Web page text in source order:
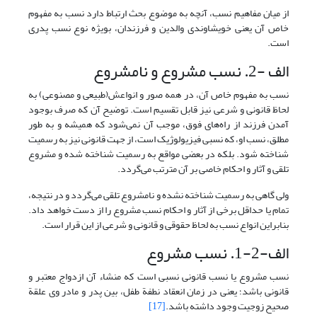
از میان مفاهیم نسب، آنچه به موضوع بحث ارتباط دارد نسب به مفهوم
خاص آن یعنی خویشاوندی والدین و فرزندان، بویژه نوع نسب پدری
است.
الف -2. نسب مشروع و نامشروع
نسب به مفهوم خاص آن، در همه صور و انواعش(طبیعی و مصنوعی) به
لحاظ قانونی و شرعی نیز قابل تقسیم است. توضیح آن که صرف بوجود
آمدن فرزند از راه‌های فوق، موجب آن نمی‌شود که همیشه و به طور
مطلق، نسب او، که نسبی فیزیولوژیک است، از جهت قانونی نیز به رسمیت
شناخته شود. بلکه در بعضی مواقع به رسمیت شناخته شده و مشروع
تلقی و آثار و احکام خاصی بر آن مترتب می‌گردد.
ولی گاهی به رسمیت شناخته نشده و نامشروع تلقی می‌گردد و در نتیجه،
تمام یا حداقل برخی از آثار و احکام نسب مشروع را از دست خواهد داد.
بنابراین انواع نسب به لحاظ حقوقی و قانونی و شرعی از این قرار است.
الف-2-1. نسب مشروع
نسب مشروع یا نسب قانونی نسبی است که منشاء آن ازدواج معتبر و
قانونی باشد؛ یعنی در زمان انعقاد نطفة طفل، بین پدر و مادر وی علقة
صحیح زوجیت وجود داشته باشد.[17]